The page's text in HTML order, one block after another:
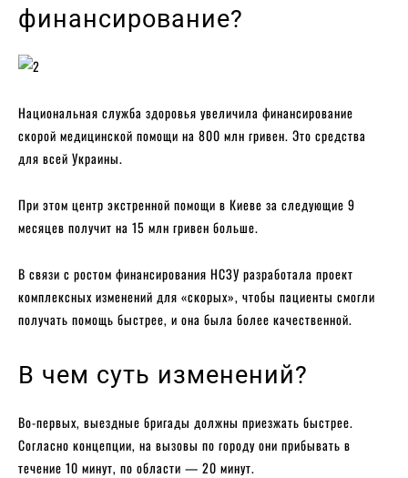
финансирование?
Национальная служба здоровья увеличила финансирование
скорой медицинской помощи на 800 млн гривен. Это средства
для всей Украины.
При этом центр экстренной помощи в Киеве за следующие 9
месяцев получит на 15 млн гривен больше.
В связи с ростом финансирования НСЗУ разработала проект
комплексных изменений для «скорых», чтобы пациенты смогли
получать помощь быстрее, и она была более качественной.
В чем суть изменений?
Во-первых, выездные бригады должны приезжать быстрее.
Согласно концепции, на вызовы по городу они прибывать в
течение 10 минут, по области — 20 минут.